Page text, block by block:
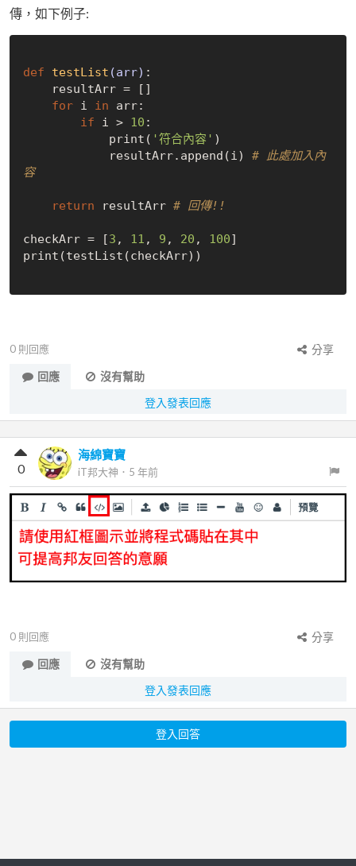
傳，如下例子:
def testList (arr) :
for i in arr:
if i > 10 :
            print(
'符合內容' )
            resultArr.append(i)
# 此處加入內
容
return resultArr # 回傳!!
checkArr = [3 , 11 , 9 , 20 , 100]
print(testList(checkArr))
0 則回應
分享
回應
沒有幫助
登入發表回應
海綿寶寶
iT邦大神 ． 5 年前
0
0 則回應
分享
回應
沒有幫助
登入發表回應
登入回答